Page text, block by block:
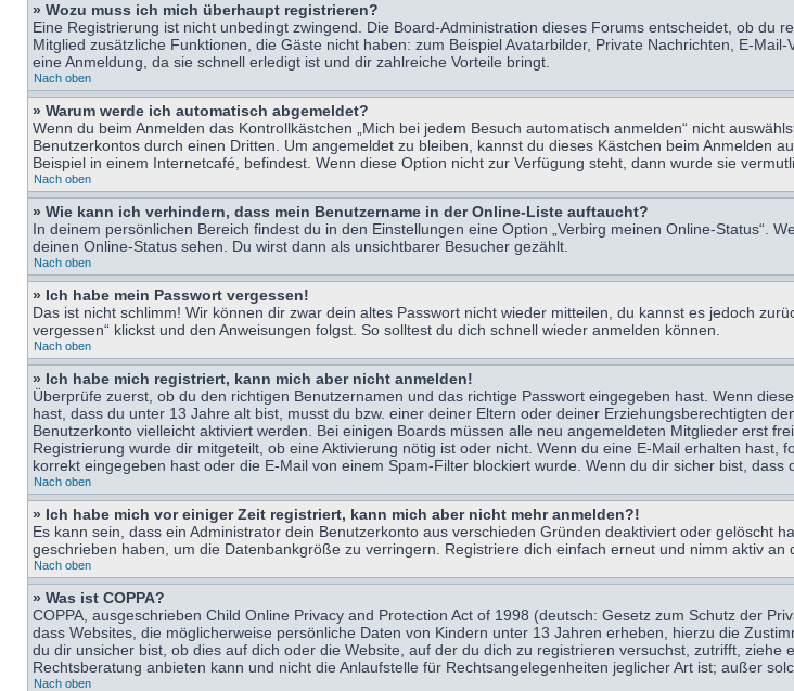
» Wozu muss ich mich überhaupt registrieren?
Eine Registrierung ist nicht unbedingt zwingend. Die Board-Administration dieses Forums entscheidet, ob
Mitglied zusätzliche Funktionen, die Gäste nicht haben: zum Beispiel Avatarbilder, Private Nachrichten, E-
eine Anmeldung, da sie schnell erledigt ist und dir zahlreiche Vorteile bringt.
Nach oben
» Warum werde ich automatisch abgemeldet?
Wenn du beim Anmelden das Kontrollkästchen „Mich bei jedem Besuch automatisch anmelden“ nicht
Benutzerkontos durch einen Dritten. Um angemeldet zu bleiben, kannst du dieses Kästchen beim Anmelden
Beispiel in einem Internetcafé, befindest. Wenn diese Option nicht zur Verfügung steht, dann wurde sie
Nach oben
» Wie kann ich verhindern, dass mein Benutzername in der Online-Liste auftaucht?
In deinem persönlichen Bereich findest du in den Einstellungen eine Option „Verbirg meinen Online-Status“.
deinen Online-Status sehen. Du wirst dann als unsichtbarer Besucher gezählt.
Nach oben
» Ich habe mein Passwort vergessen!
Das ist nicht schlimm! Wir können dir zwar dein altes Passwort nicht wieder mitteilen, du kannst es jedoch
vergessen“ klickst und den Anweisungen folgst. So solltest du dich schnell wieder anmelden können.
Nach oben
» Ich habe mich registriert, kann mich aber nicht anmelden!
Überprüfe zuerst, ob du den richtigen Benutzernamen und das richtige Passwort eingegeben hast. Wenn
hast, dass du unter 13 Jahre alt bist, musst du bzw. einer deiner Eltern oder deiner Erziehungsberechtigten
Benutzerkonto vielleicht aktiviert werden. Bei einigen Boards müssen alle neu angemeldeten Mitglieder erst
Registrierung wurde dir mitgeteilt, ob eine Aktivierung nötig ist oder nicht. Wenn du eine E-Mail erhalten
korrekt eingegeben hast oder die E-Mail von einem Spam-Filter blockiert wurde. Wenn du dir sicher bist,
Nach oben
» Ich habe mich vor einiger Zeit registriert, kann mich aber nicht mehr anmelden?!
Es kann sein, dass ein Administrator dein Benutzerkonto aus verschieden Gründen deaktiviert oder gelöscht
geschrieben haben, um die Datenbankgröße zu verringern. Registriere dich einfach erneut und nimm aktiv an
Nach oben
» Was ist COPPA?
COPPA, ausgeschrieben Child Online Privacy and Protection Act of 1998 (deutsch: Gesetz zum Schutz der
dass Websites, die möglicherweise persönliche Daten von Kindern unter 13 Jahren erheben, hierzu die
du dir unsicher bist, ob dies auf dich oder die Website, auf der du dich zu registrieren versuchst, zutrifft,
Rechtsberatung anbieten kann und nicht die Anlaufstelle für Rechtsangelegenheiten jeglicher Art ist; außer
Nach oben